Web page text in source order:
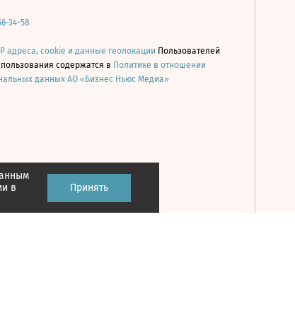
в
Принять
34-58
IP адреса, cookie и данные геолокации Пользователей
содержатся в Политике в отношении
данных АО «Бизнес Ньюс Медиа»